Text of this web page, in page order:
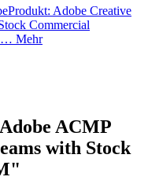
Adobe Creative
Commercial
Mehr
ACMP
with Stock